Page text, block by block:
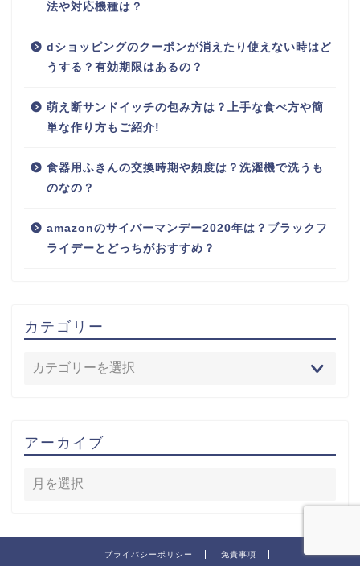
法や対応機種は？
dショッピングのクーポンが消えたり使えない時はど
うする？有効期限はあるの？
萌え断サンドイッチの包み方は？上手な食べ方や簡
単な作り方もご紹介!
食器用ふきんの交換時期や頻度は？洗濯機で洗うも
のなの？
amazonのサイバーマンデー2020年は？ブラックフ
ライデーとどっちがおすすめ？
カテゴリー
アーカイブ
プライバシーポリシー 免責事項